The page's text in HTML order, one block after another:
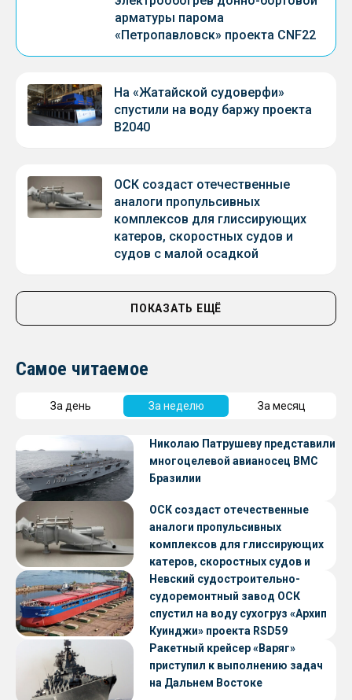
арматуры парома
«Петропавловск» проекта CNF22
На «Жатайской судоверфи»
спустили на воду баржу проекта
В2040
ОСК создаст отечественные
аналоги пропульсивных
комплексов для глиссирующих
катеров, скоростных судов и
судов с малой осадкой
ПОКАЗАТЬ ЕЩЁ
Самое читаемое
За день За неделю За месяц
Николаю Патрушеву представили
многоцелевой авианосец ВМС
Бразилии
ОСК создаст отечественные
аналоги пропульсивных
комплексов для глиссирующих
катеров, скоростных судов и
судов с малой осадкой
Невский судостроительно-
судоремонтный завод ОСК
спустил на воду сухогруз «Архип
Куинджи» проекта RSD59
Ракетный крейсер «Варяг»
приступил к выполнению задач
на Дальнем Востоке